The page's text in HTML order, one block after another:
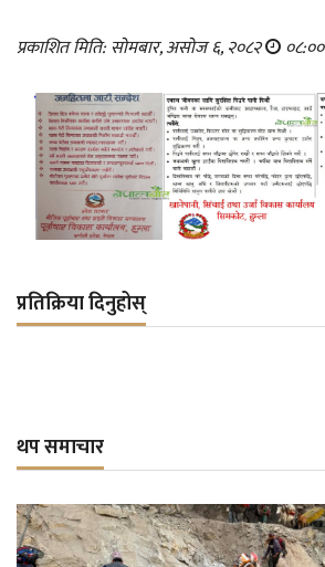
प्रकाशित मिति: सोमबार, असोज ६, २०८२ ०८:००
प्रतिक्रिया दिनुहोस्
थप समाचार